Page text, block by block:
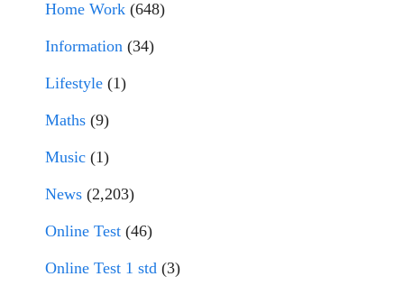
Home Work (648)
Information (34)
Lifestyle (1)
Maths (9)
Music (1)
News (2,203)
Online Test (46)
Online Test 1 std (3)